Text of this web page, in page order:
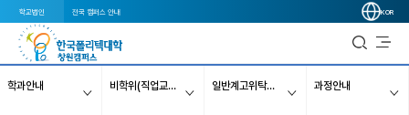
학교법인 전국 캠퍼스 안내 KOR
학과안내 비학위(직업교육)과정 일반계고위탁과정 과정안내